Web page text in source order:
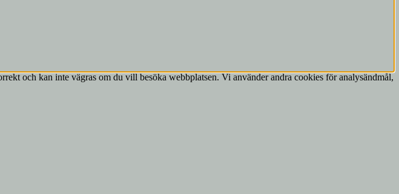
och kan inte vägras om du vill besöka webbplatsen. Vi använder andra cookies för analysändmål,